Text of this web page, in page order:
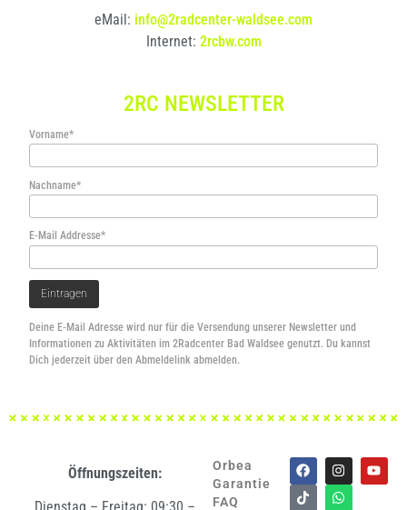
eMail: info@2radcenter-waldsee.com
Internet: 2rcbw.com
2RC NEWSLETTER
Vorname*
Nachname*
E-Mail Addresse*
Deine E-Mail Adresse wird nur für die Versendung unserer Newsletter und
Informationen zu Aktivitäten im 2Radcenter Bad Waldsee genutzt. Du kannst
Dich jederzeit über den Abmeldelink abmelden.
Öffnungszeiten:
Dienstag – Freitag: 09:30 –
Orbea
Garantie
FAQ